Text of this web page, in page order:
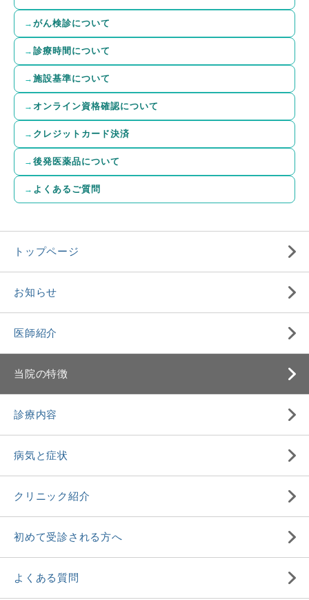
がん検診について
診療時間について
施設基準について
オンライン資格確認について
クレジットカード決済
後発医薬品について
よくあるご質問
トップページ
お知らせ
医師紹介
当院の特徴
診療内容
病気と症状
クリニック紹介
初めて受診される方へ
よくある質問